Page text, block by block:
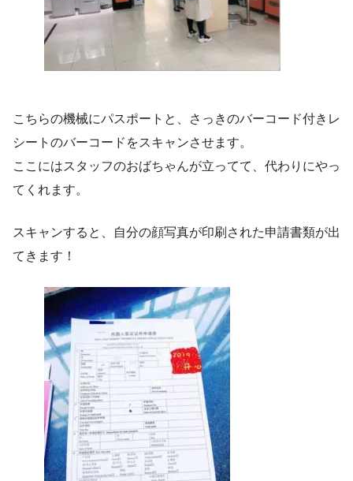
こちらの機械にパスポートと、さっきのバーコード付きレ
シートのバーコードをスキャンさせます。
ここにはスタッフのおばちゃんが立ってて、代わりにやっ
てくれます。
スキャンすると、自分の顔写真が印刷された申請書類が出
てきます！